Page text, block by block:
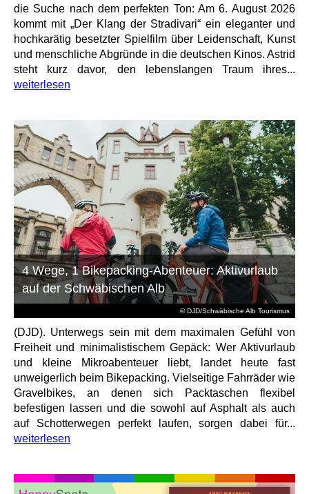
die Suche nach dem perfekten Ton: Am 6. August 2026
kommt mit „Der Klang der Stradivari“ ein eleganter und
hochkarätig besetzter Spielfilm über Leidenschaft, Kunst
und menschliche Abgründe in die deutschen Kinos. Astrid
steht kurz davor, den lebenslangen Traum ihres...
weiterlesen
© DJD/Schwäbische Alb Tourismus
4 Wege, 1 Bikepacking-Abenteuer: Aktivurlaub
auf der Schwäbischen Alb
(DJD). Unterwegs sein mit dem maximalen Gefühl von
Freiheit und minimalistischem Gepäck: Wer Aktivurlaub
und kleine Mikroabenteuer liebt, landet heute fast
unweigerlich beim Bikepacking. Vielseitige Fahrräder wie
Gravelbikes, an denen sich Packtaschen flexibel
befestigen lassen und die sowohl auf Asphalt als auch
auf Schotterwegen perfekt laufen, sorgen dabei für...
weiterlesen